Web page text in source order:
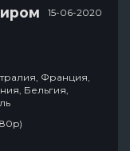
15-06-2020
Франция,
Бельгия,